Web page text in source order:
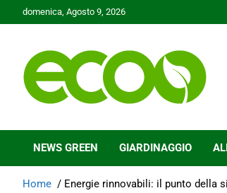
to
domenica, Agosto 9, 2026
Ecoo.it
NEWS GREEN GIARDINAGGIO
Home Energie rinnovabili: il punto della